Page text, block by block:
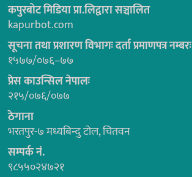
कपुरबोट मिडिया प्रा.लिद्वारा सञ्चालित
kapurbot.com
सूचना तथा प्रशारण विभागः दर्ता प्रमाणपत्र नम्बरः
१५७७/०७६–७७
प्रेस काउन्सिल नेपालः
२१५/०७६/०७७
ठेगाना
भरतपुर-७ मध्यबिन्दु टोल, चितवन
सम्पर्क नं.
९८५५०२४७२१